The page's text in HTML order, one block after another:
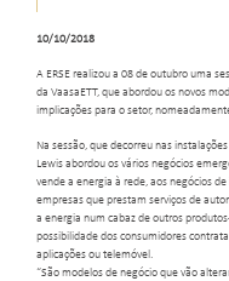
10/10/2018
A ERSE realizou a 08 de outubro uma
da VaasaETT, que abordou os novos
implicações para o setor,
Na sessão, que decorreu nas
Lewis abordou os vários negócios
vende a energia à rede, aos negócios
empresas que prestam serviços de
a energia num cabaz de outros
possibilidade dos consumidores
aplicações ou telemóvel.
“São modelos de negócio que vão